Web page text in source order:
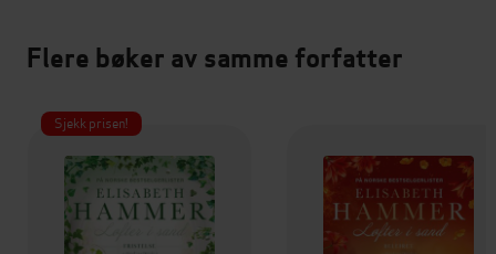
Flere bøker av samme forfatter
Sjekk prisen!